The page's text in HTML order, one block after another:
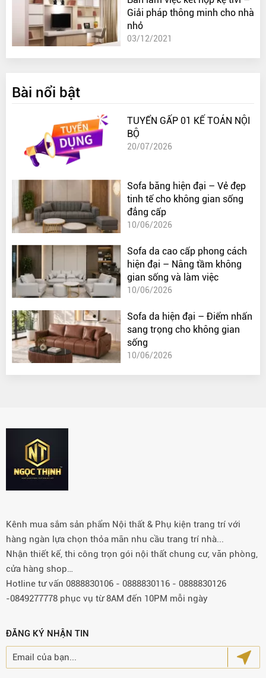
Giải pháp thông minh cho nhà
nhỏ
03/12/2021
Bài nổi bật
TUYỂN GẤP 01 KẾ TOÁN NỘI
BỘ
20/07/2026
Sofa băng hiện đại – Vẻ đẹp
tinh tế cho không gian sống
đẳng cấp
10/06/2026
Sofa da cao cấp phong cách
hiện đại – Nâng tầm không
gian sống và làm việc
10/06/2026
Sofa da hiện đại – Điểm nhấn
sang trọng cho không gian
sống
10/06/2026
Kênh mua sắm sản phẩm Nội thất & Phụ kiện trang trí với
hàng ngàn lựa chọn thỏa mãn nhu cầu trang trí nhà...
Nhận thiết kế, thi công trọn gói nội thất chung cư, văn phòng,
cửa hàng shop…
Hotline tư vấn 0888830106 - 0888830116 - 0888830126
-0849277778 phục vụ từ 8AM đến 10PM mỗi ngày
ĐĂNG KÝ NHẬN TIN